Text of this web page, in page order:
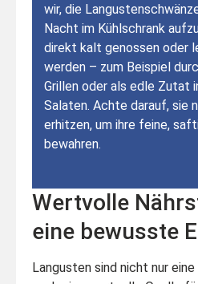
wir, die
Nacht im Kühlschrank
direkt kalt genossen oder
werden – zum Beispiel
Grillen oder als edle Zutat
Salaten. Achte darauf, sie
erhitzen, um ihre feine,
bewahren.
Wertvolle
eine bewusste
Langusten sind nicht nur